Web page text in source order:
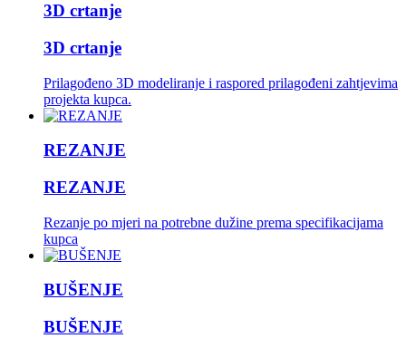
3D crtanje
3D crtanje
Prilagođeno 3D modeliranje i raspored prilagođeni zahtjevima
projekta kupca.
REZANJE
REZANJE
Rezanje po mjeri na potrebne dužine prema specifikacijama
kupca
BUŠENJE
BUŠENJE